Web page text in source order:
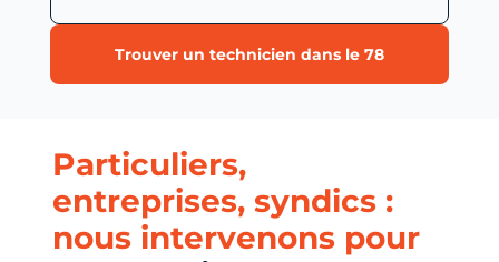
Trouver un technicien dans le 78
Particuliers,
entreprises, syndics :
nous intervenons pour